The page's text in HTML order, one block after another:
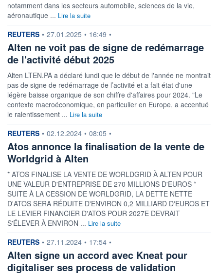
notamment dans les secteurs automobile, sciences de la vie,
aéronautique ... Lire la suite
information fournie par
REUTERS • 27.01.2025 • 16:49 •
Alten ne voit pas de signe de redémarrage
de l'activité début 2025
Alten LTEN.PA a déclaré lundi que le début de l'année ne montrait
pas de signe de redémarrage de l’activité et a fait état d'une
légère baisse organique de son chiffre d'affaires pour 2024. "Le
contexte macroéconomique, en particulier en Europe, a accentué
le ralentissement ... Lire la suite
information fournie par
REUTERS • 02.12.2024 • 08:05 •
Atos annonce la finalisation de la vente de
Worldgrid à Alten
* ATOS FINALISE LA VENTE DE WORLDGRID À ALTEN POUR
UNE VALEUR D'ENTREPRISE DE 270 MILLIONS D'EUROS *
SUITE À LA CESSION DE WORLDGRID, LA DETTE NETTE
D'ATOS SERA RÉDUITE D'ENVIRON 0,2 MILLIARD D'EUROS ET
LE LEVIER FINANCIER D'ATOS POUR 2027E DEVRAIT
S'ÉLEVER À ENVIRON ... Lire la suite
information fournie par
REUTERS • 27.11.2024 • 17:54 •
Alten signe un accord avec Kneat pour
digitaliser ses process de validation